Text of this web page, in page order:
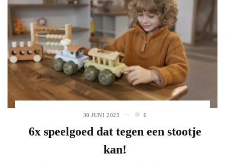
30 JUNI 2025 0
6x speelgoed dat tegen een stootje
kan!